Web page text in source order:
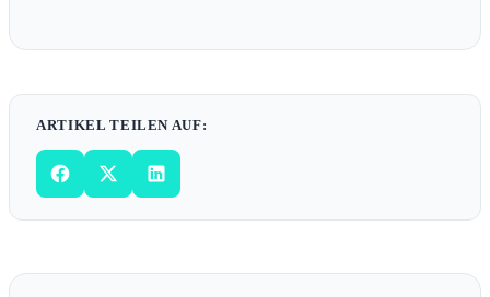
ARTIKEL TEILEN AUF: